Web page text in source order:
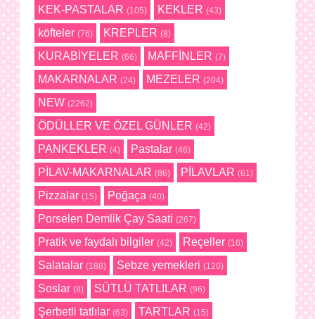
KEK-PASTALAR (105) KEKLER (43)
köfteler (76) KREPLER (8)
KURABİYELER (66) MAFFİNLER (7)
MAKARNALAR (24) MEZELER (204)
NEW (2262)
ÖDÜLLER VE ÖZEL GÜNLER (42)
PANKEKLER (4) Pastalar (46)
PİLAV-MAKARNALAR (86) PİLAVLAR (61)
Pizzalar (15) Poğaça (40)
Porselen Demlik Çay Saati (267)
Pratik ve faydalı bilgiler (42) Reçeller (16)
Salatalar (188) Sebze yemekleri (120)
Soslar (8) SÜTLÜ TATLILAR (96)
Şerbetli tatlılar (63) TARTLAR (15)